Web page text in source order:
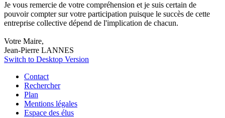
Je vous remercie de votre compréhension et je suis certain de
pouvoir compter sur votre participation puisque le succès de cette
entreprise collective dépend de l'implication de chacun.
Votre Maire,
Jean-Pierre LANNES
Switch to Desktop Version
Contact
Rechercher
Plan
Mentions légales
Espace des élus